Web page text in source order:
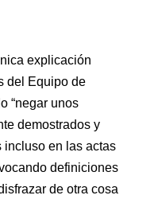
explicación
del Equipo de
“negar unos
demostrados y
incluso en las actas
definiciones
de otra cosa